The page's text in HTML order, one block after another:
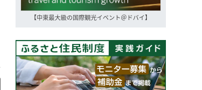
【中東最大級の国際観光イベント＠ドバイ】